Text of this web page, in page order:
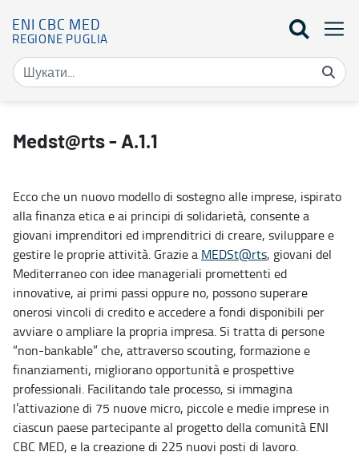
ENI CBC MED
REGIONE PUGLIA
Medst@rts - A.1.1
Ecco che un nuovo modello di sostegno alle imprese, ispirato
alla finanza etica e ai principi di solidarietà, consente a
giovani imprenditori ed imprenditrici di creare, sviluppare e
gestire le proprie attività. Grazie a MEDSt@rts, giovani del
Mediterraneo con idee manageriali promettenti ed
innovative, ai primi passi oppure no, possono superare
onerosi vincoli di credito e accedere a fondi disponibili per
avviare o ampliare la propria impresa. Si tratta di persone
“non-bankable” che, attraverso scouting, formazione e
finanziamenti, migliorano opportunità e prospettive
professionali. Facilitando tale processo, si immagina
l’attivazione di 75 nuove micro, piccole e medie imprese in
ciascun paese partecipante al progetto della comunità ENI
CBC MED, e la creazione di 225 nuovi posti di lavoro.